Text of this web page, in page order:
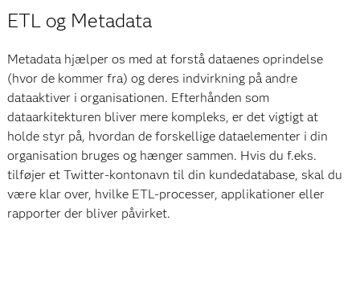
ETL og Metadata
Metadata hjælper os med at forstå dataenes oprindelse
(hvor de kommer fra) og deres indvirkning på andre
dataaktiver i organisationen. Efterhånden som
dataarkitekturen bliver mere kompleks, er det vigtigt at
holde styr på, hvordan de forskellige dataelementer i din
organisation bruges og hænger sammen. Hvis du f.eks.
tilføjer et Twitter-kontonavn til din kundedatabase, skal du
være klar over, hvilke ETL-processer, applikationer eller
rapporter der bliver påvirket.